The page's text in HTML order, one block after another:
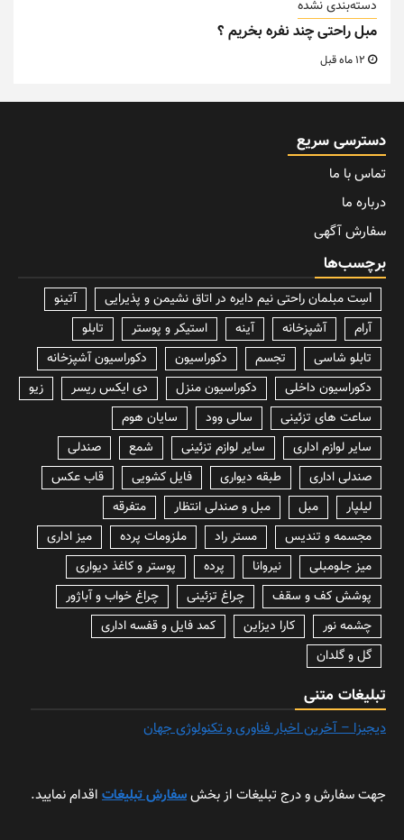
دسته‌بندی نشده
مبل راحتی چند نفره بخریم ؟
دسترسی سریع
تماس با ما
درباره ما
سفارش آگهی
برچسب‌ها
lسِت مبلمان راحتی نیم دایره در اتاق نشیمن و پذیرایی
آتینو
آرام
آشپزخانه آینه استیکر و پوستر
تابلو
تابلو شاسی
تجسم دکوراسیون
دکوراسیون آشپزخانه
دکوراسیون داخلی
دکوراسیون منزل دی ایکس ریسر
زیو
ساعت های تزئینی
سالی وود
سایان هوم
سایر لوازم اداری
سایر لوازم تزئینی شمع
صندلی
صندلی اداری
طبقه دیواری فایل کشویی
قاب عکس
لیلپار
مبل مبل و صندلی انتظار
متفرقه
مجسمه و تندیس
مستر راد ملزومات پرده
میز اداری
میز جلومبلی
نیروانا پرده
پوستر و کاغذ دیواری
پوشش کف و سقف
چراغ تزئینی
چراغ خواب و آباژور
چشمه نور
کارا دیزاین
کمد فایل و قفسه اداری
گل و گلدان
تبلیغات متنی
دیجیزا – آخرین اخبار فناوری و تکنولوژی جهان
جهت سفارش و درج تبلیغات از بخشسفارش تبلیغات اقدام نمایید.